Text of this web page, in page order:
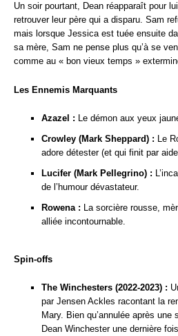
Un soir pourtant, Dean réapparaît pour
retrouver leur père qui a disparu. Sam
mais lorsque Jessica est tuée ensuite
sa mère, Sam ne pense plus qu’à se
comme au « bon vieux temps »
Les Ennemis Marquants
Azazel : Le démon aux yeux
Crowley (Mark Sheppard) : Le
adore détester (et qui finit par
Lucifer (Mark Pellegrino) :
de l’humour dévastateur.
Rowena : La sorcière rousse,
alliée incontournable.
Spin-offs
The Winchesters (2022-2023) :
par Jensen Ackles racontant la
Mary. Bien qu’annulée après
Dean Winchester une dernière fois